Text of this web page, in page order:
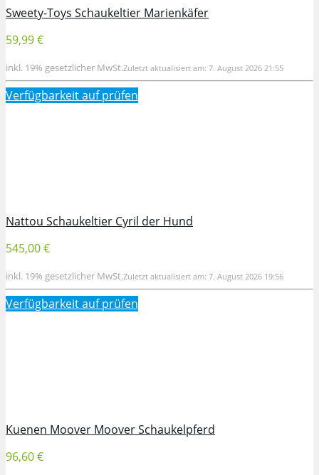
Sweety-Toys Schaukeltier Marienkäfer
59,99 €
inkl. 19% gesetzlicher MwSt.Zuletzt aktualisiert am: 7. August 2026 21:55
Verfügbarkeit aufprüfen
Nattou Schaukeltier Cyril der Hund
545,00 €
inkl. 19% gesetzlicher MwSt.Zuletzt aktualisiert am: 7. August 2026 19:56
Verfügbarkeit aufprüfen
Kuenen Moover Moover Schaukelpferd
96,60 €